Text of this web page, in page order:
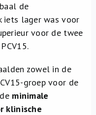
de
iets lager was voor
voor de twee
zowel in de
groep voor de
minimale
klinische